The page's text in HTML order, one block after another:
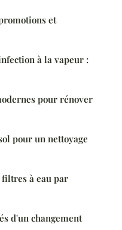
et
à la vapeur :
pour rénover
pour un nettoyage
filtres à eau par
d'un changement